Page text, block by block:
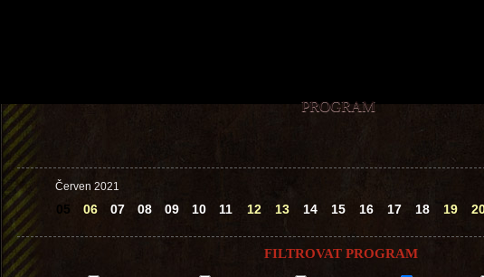
PROGRAM
Červen 2021
05 06 07 08 09 10 11 12 13 14 15 16 17 18 19
FILTROVAT PROGRAM